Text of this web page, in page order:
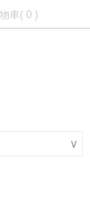
車( 0 )
∨